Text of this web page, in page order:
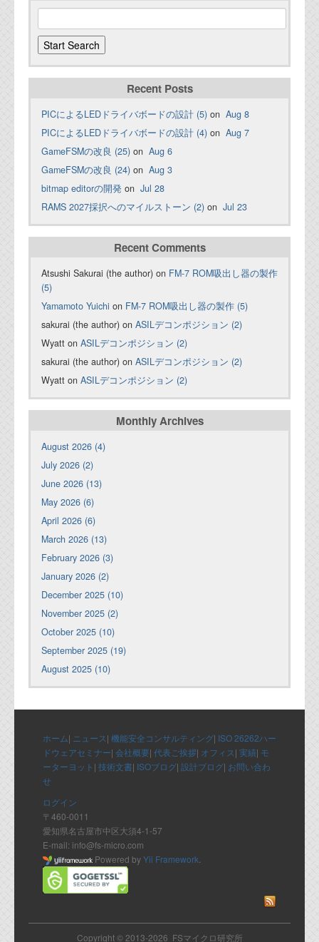
Recent Posts
PICによるLEDドライバボードの設計 (5) on Aug 8
PICによるLEDドライバボードの設計 (4) on Aug 7
GameFSMの改良 (25) on Aug 6
GameFSMの改良 (24) on Aug 3
bitmap editorの開発 on Jul 28
RAMS 2027採択へのマイルストーン (2) on Jul 23
Recent Comments
Atsushi Sakurai (the author) on FM-7 ROM吸出し器の製作
(5)
Yamamoto Yuichi on FM-7 ROM吸出し器の製作 (5)
sakurai (the author) on ASILデコンポジション (2)
Wyatt on ASILデコンポジション (2)
sakurai (the author) on ASILデコンポジション (2)
Wyatt on ASILデコンポジション (2)
Monthly Archives
August 2026 (4)
July 2026 (2)
June 2026 (13)
May 2026 (6)
April 2026 (6)
March 2026 (13)
February 2026 (3)
January 2026 (2)
December 2025 (10)
November 2025 (2)
October 2025 (10)
September 2025 (19)
August 2025 (10)
ホーム| ニュース| 機能安全コンサルティング| ISO 26262ハー
ドウェアセミナー| 会社概要| 代表ご挨拶| オフィス| 実績| モ
ーターヨット | 技術文書| ISOブログ| 設計ブログ| お問い合わ
せ
ログイン
〒460-0011
愛知県名古屋市中区大須4-1-57
E-mail: info@fs-micro.com
Powered byYii Framework
Copyright © 2013-2026 FSマイクロ研究所